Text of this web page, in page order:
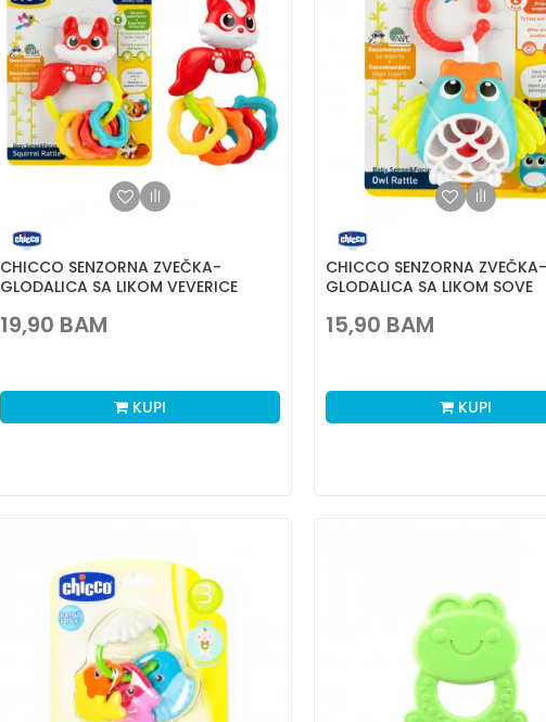
CHICCO SENZORNA ZVEČKA-
GLODALICA SA LIKOM VEVERICE
19,90 BAM
KUPI
CHICCO SENZORNA ZVEČKA-
GLODALICA SA LIKOM SOVE
15,90 BAM
KUPI